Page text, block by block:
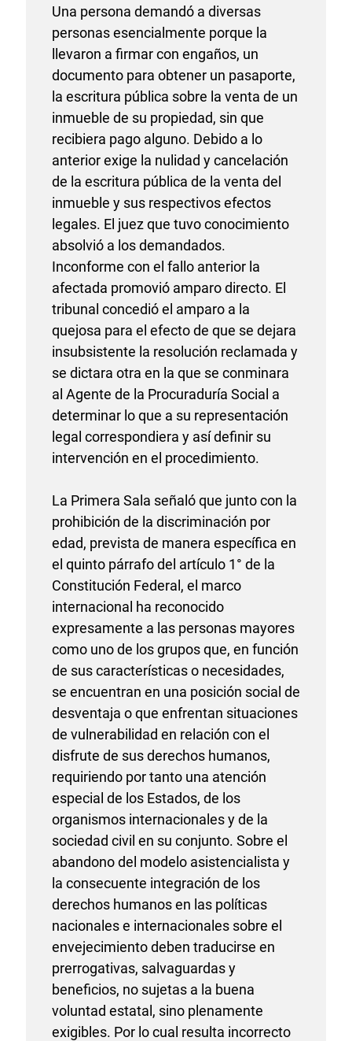
Una persona demandó a diversas
personas esencialmente porque la
llevaron a firmar con engaños, un
documento para obtener un pasaporte,
la escritura pública sobre la venta de un
inmueble de su propiedad, sin que
recibiera pago alguno. Debido a lo
anterior exige la nulidad y cancelación
de la escritura pública de la venta del
inmueble y sus respectivos efectos
legales. El juez que tuvo conocimiento
absolvió a los demandados.
Inconforme con el fallo anterior la
afectada promovió amparo directo. El
tribunal concedió el amparo a la
quejosa para el efecto de que se dejara
insubsistente la resolución reclamada y
se dictara otra en la que se conminara
al Agente de la Procuraduría Social a
determinar lo que a su representación
legal correspondiera y así definir su
intervención en el procedimiento.
La Primera Sala señaló que junto con la
prohibición de la discriminación por
edad, prevista de manera específica en
el quinto párrafo del artículo 1° de la
Constitución Federal, el marco
internacional ha reconocido
expresamente a las personas mayores
como uno de los grupos que, en función
de sus características o necesidades,
se encuentran en una posición social de
desventaja o que enfrentan situaciones
de vulnerabilidad en relación con el
disfrute de sus derechos humanos,
requiriendo por tanto una atención
especial de los Estados, de los
organismos internacionales y de la
sociedad civil en su conjunto. Sobre el
abandono del modelo asistencialista y
la consecuente integración de los
derechos humanos en las políticas
nacionales e internacionales sobre el
envejecimiento deben traducirse en
prerrogativas, salvaguardas y
beneficios, no sujetas a la buena
voluntad estatal, sino plenamente
exigibles. Por lo cual resulta incorrecto